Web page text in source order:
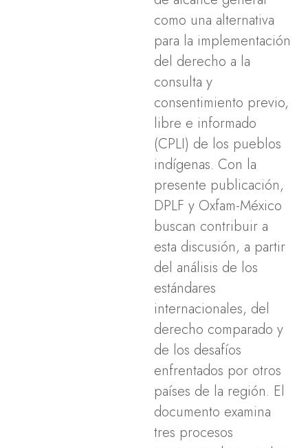
como una alternativa
para la implementación
del derecho a la
consulta y
consentimiento previo,
libre e informado
(CPLI) de los pueblos
indígenas. Con la
presente publicación,
DPLF y Oxfam-México
buscan contribuir a
esta discusión, a partir
del análisis de los
estándares
internacionales, del
derecho comparado y
de los desafíos
enfrentados por otros
países de la región. El
documento examina
tres procesos